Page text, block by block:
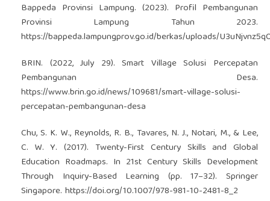
Bappeda Provinsi Lampung. (2023). Profil Pembangunan
Provinsi Lampung Tahun 2023.
https://bappeda.lampungprov.go.id/berkas/uploads/
BRIN. (2022, July 29). Smart Village Solusi Percepatan
Pembangunan Desa.
https://www.brin.go.id/news/109681/smart-village-solusi-
percepatan-pembangunan-desa
Chu, S. K. W., Reynolds, R. B., Tavares, N. J., Notari, M., & Lee,
C. W. Y. (2017). Twenty-First Century Skills and Global
Education Roadmaps. In 21st Century Skills Development
Through Inquiry-Based Learning (pp. 17–32). Springer
Singapore. https://doi.org/10.1007/978-981-10-2481-8_2